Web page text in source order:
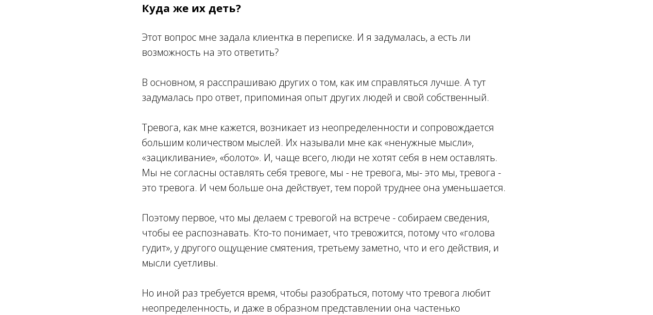
Куда же их деть?
Этот вопрос мне задала клиентка в переписке. И я задумалась, а есть ли
возможность на это ответить?
В основном, я расспрашиваю других о том, как им справляться лучше. А тут
задумалась про ответ, припоминая опыт других людей и свой собственный.
Тревога, как мне кажется, возникает из неопределенности и сопровождается
большим количеством мыслей. Их называли мне как «ненужные мысли»,
«зацикливание», «болото». И, чаще всего, люди не хотят себя в нем оставлять.
Мы не согласны оставлять себя тревоге, мы - не тревога, мы- это мы, тревога -
это тревога. И чем больше она действует, тем порой труднее она уменьшается.
Поэтому первое, что мы делаем с тревогой на встрече - собираем сведения,
чтобы ее распознавать. Кто-то понимает, что тревожится, потому что «голова
гудит», у другого ощущение смятения, третьему заметно, что и его действия, и
мысли суетливы.
Но иной раз требуется время, чтобы разобраться, потому что тревога любит
неопределенность, и даже в образном представлении она частенько